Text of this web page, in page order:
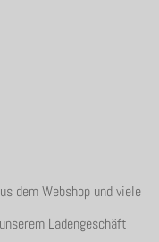
dem Webshop und viele
Ladengeschäft